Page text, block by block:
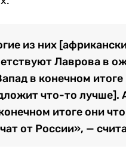
из них
Лаврова в
в конечном
что-то лучше].
итоге они
от России», —